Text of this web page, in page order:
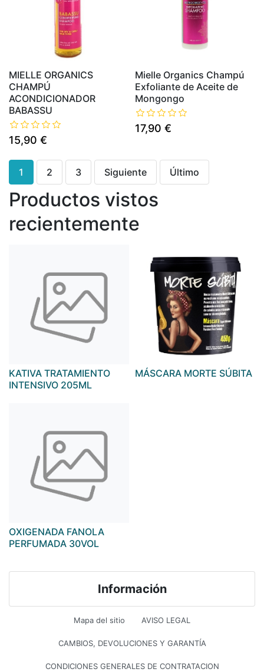
Productos vistos
recientemente
KATIVA TRATAMIENTO
INTENSIVO 205ML
MÁSCARA MORTE SÚBITA
OXIGENADA FANOLA
PERFUMADA 30VOL
MIELLE ORGANICS
CHAMPÚ
ACONDICIONADOR
BABASSU
15,90 €
Mielle Organics Champú
Exfoliante de Aceite de
Mongongo
17,90 €
1 2 3 Siguiente Último
Información
Mapa del sitio AVISO LEGAL
CAMBIOS, DEVOLUCIONES Y GARANTÍA
CONDICIONES GENERALES DE CONTRATACION